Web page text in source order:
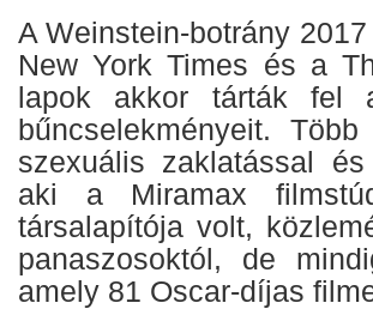
A Weinstein-botrány
New York Times és a
lapok akkor tárták fel
bűncselekményeit.
szexuális zaklatással
aki a Miramax
társalapítója volt,
panaszosoktól, de
amely 81 Oscar-díjas